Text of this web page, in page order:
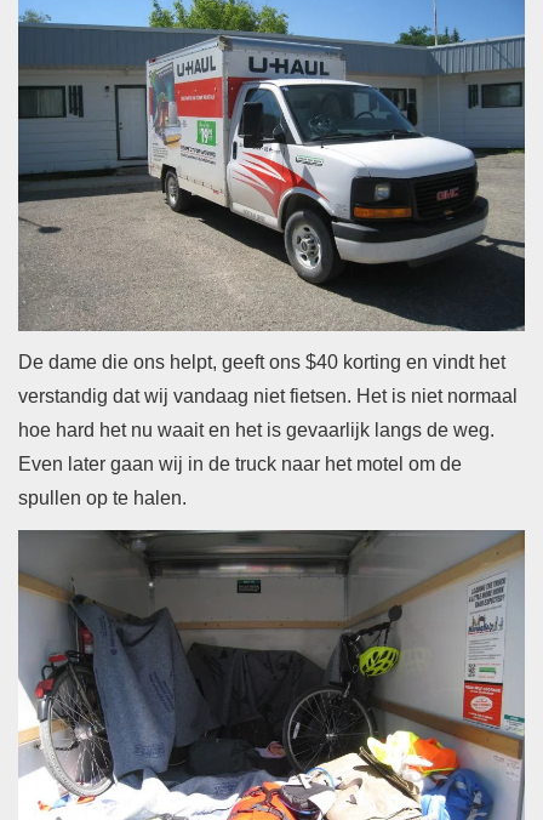
De dame die ons helpt, geeft ons $40 korting en vindt het
verstandig dat wij vandaag niet fietsen. Het is niet normaal
hoe hard het nu waait en het is gevaarlijk langs de weg.
Even later gaan wij in de truck naar het motel om de
spullen op te halen.